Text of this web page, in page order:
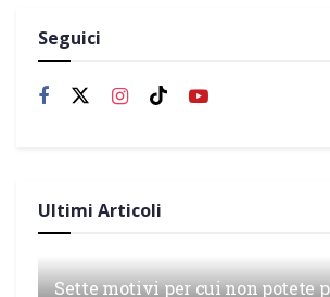
Seguici
Ultimi Articoli
Sette motivi per cui non potete